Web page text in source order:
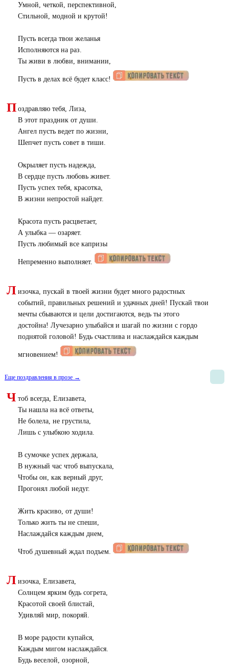
Умной, четкой, перспективной,
Стильной, модной и крутой!
Пусть всегда твои желанья
Исполняются на раз.
Ты живи в любви, внимании,
Пусть в делах всё будет класс!
П оздравляю тебя, Лиза,
В этот праздник от души.
Ангел пусть ведет по жизни,
Шепчет пусть совет в тиши.
Окрыляет пусть надежда,
В сердце пусть любовь живет.
Пусть успех тебя, красотка,
В жизни непростой найдет.
Красота пусть расцветает,
А улыбка — озаряет.
Пусть любимый все капризы
Непременно выполняет.
Л изочка, пускай в твоей жизни будет много радостных
событий, правильных решений и удачных дней! Пускай твои
мечты сбываются и цели достигаются, ведь ты этого
достойна! Лучезарно улыбайся и шагай по жизни с гордо
поднятой головой! Будь счастлива и наслаждайся каждым
мгновением!
Еще поздравления в прозе →
Ч тоб всегда, Елизавета,
Ты нашла на всё ответы,
Не болела, не грустила,
Лишь с улыбкою ходила.
В сумочке успех держала,
В нужный час чтоб выпускала,
Чтобы он, как верный друг,
Прогонял любой недуг.
Жить красиво, от души!
Только жить ты не спеши,
Наслаждайся каждым днем,
Чтоб душевный ждал подъем.
Л изочка, Елизавета,
Солнцем ярким будь согрета,
Красотой своей блистай,
Удивляй мир, покоряй.
В море радости купайся,
Каждым мигом наслаждайся.
Будь веселой, озорной,